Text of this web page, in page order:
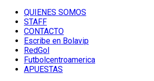
QUIENES SOMOS
STAFF
CONTACTO
Escribe en Bolavip
RedGol
Futbolcentroamerica
APUESTAS